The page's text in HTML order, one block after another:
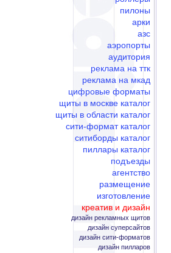
пилоны
арки
азс
аэропорты
аудитория
реклама на ттк
реклама на мкад
цифровые форматы
щиты в москве каталог
щиты в области каталог
сити-формат каталог
ситиборды каталог
пиллары каталог
подъезды
агентство
размещение
изготовление
креатив и дизайн
дизайн рекламных щитов
дизайн суперсайтов
дизайн сити-форматов
дизайн пилларов